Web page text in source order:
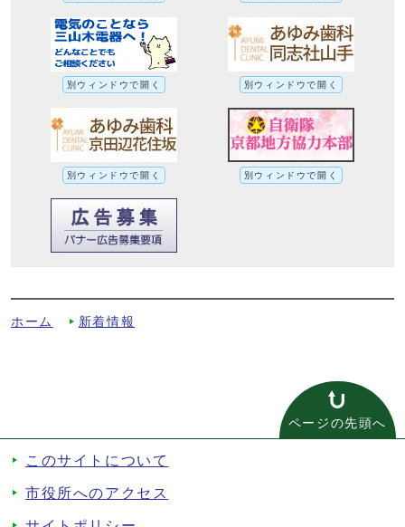
別ウィンドウで開く 別ウィンドウで開く
別ウィンドウで開く 別ウィンドウで開く
ホーム 新着情報
ページの先頭へ
このサイトについて
市役所へのアクセス